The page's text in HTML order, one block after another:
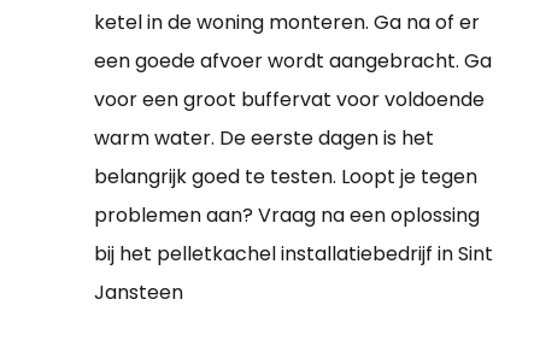
ketel in de woning monteren. Ga na of er
een goede afvoer wordt aangebracht. Ga
voor een groot buffervat voor voldoende
warm water. De eerste dagen is het
belangrijk goed te testen. Loopt je tegen
problemen aan? Vraag na een oplossing
bij het pelletkachel installatiebedrijf in Sint
Jansteen